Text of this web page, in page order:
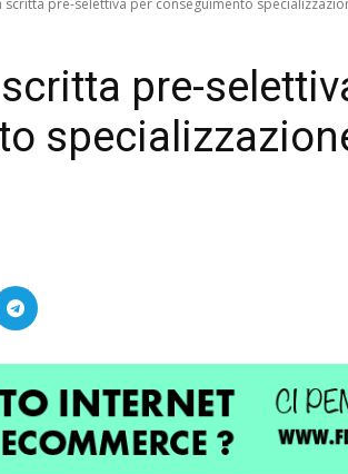
scritta pre-selettiva per conseguimento
pre-